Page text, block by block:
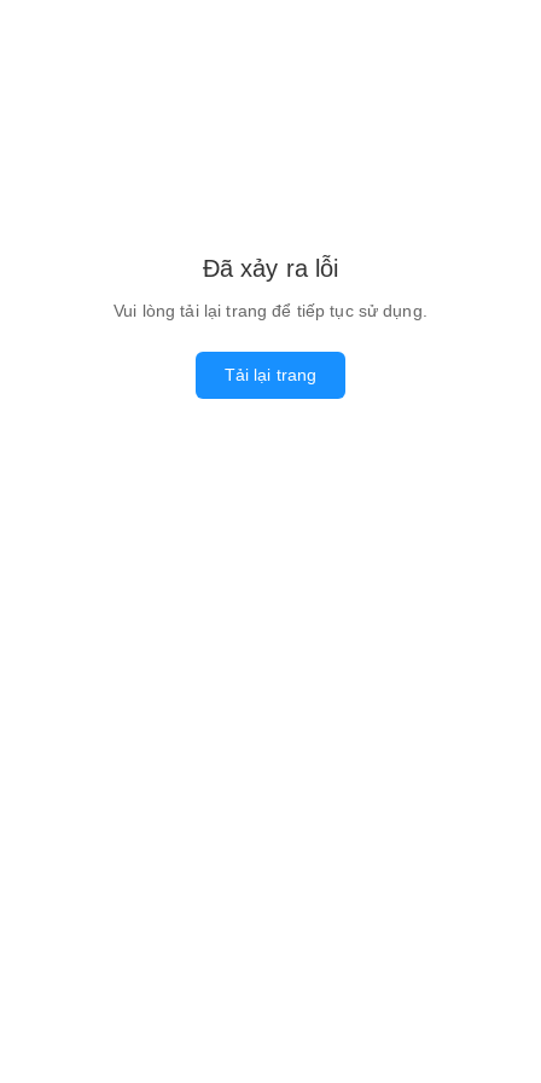
Đã xảy ra lỗi
Vui lòng tải lại trang để tiếp tục sử dụng.
Tải lại trang